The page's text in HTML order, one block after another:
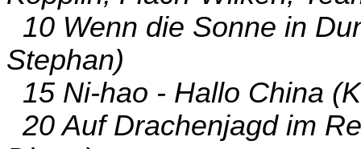
10 Wenn die Sonne in
Stephan)
15 Ni-hao - Hallo China
20 Auf Drachenjagd im